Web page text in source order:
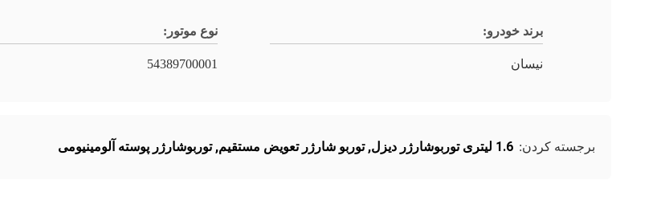
برند خودرو:
نیسان
نوع موتور:
54389700001
برجسته کردن: 1.6 لیتری توربوشارژر دیزل ,توربو شارژر تعویض مستقیم,توربوشارژر پوسته آلومینیومی